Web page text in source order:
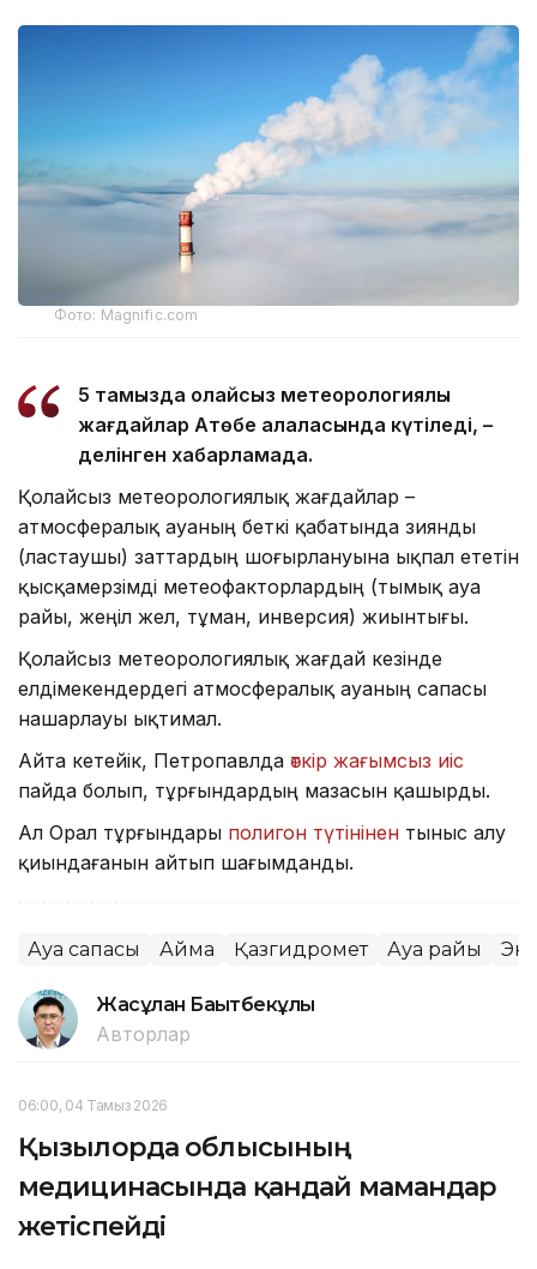
Фото: Magnific.com
5 тамызда қолайсыз метеорологиялық
жағдайлар Ақтөбе қалаласында күтіледі, –
делінген хабарламада.
Қолайсыз метеорологиялық жағдайлар –
атмосфералық ауаның беткі қабатында зиянды
(ластаушы) заттардың шоғырлануына ықпал ететін
қысқамерзімді метеофакторлардың (тымық ауа
райы, жеңіл жел, тұман, инверсия) жиынтығы.
Қолайсыз метеорологиялық жағдай кезінде
елдімекендердегі атмосфералық ауаның сапасы
нашарлауы ықтимал.
Айта кетейік, Петропавлда өткір жағымсыз иіс
пайда болып, тұрғындардың мазасын қашырды.
Ал Орал тұрғындары полигон түтінінен тыныс алу
қиындағанын айтып шағымданды.
Ауа сапасы Аймақ Қазгидромет Ауа райы
Жасұлан Бақытбекұлы
Авторлар
06:00, 04 Тамыз 2026
Қызылорда облысының
медицинасында қандай мамандар
жетіспейді